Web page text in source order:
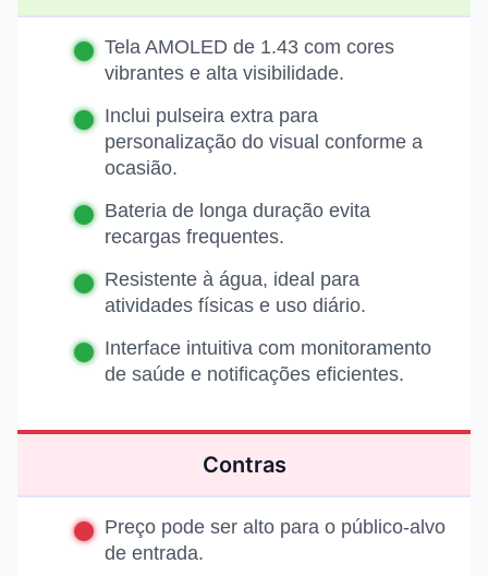
Tela AMOLED de 1.43 com cores
vibrantes e alta visibilidade.
Inclui pulseira extra para
personalização do visual conforme a
ocasião.
Bateria de longa duração evita
recargas frequentes.
Resistente à água, ideal para
atividades físicas e uso diário.
Interface intuitiva com monitoramento
de saúde e notificações eficientes.
Contras
Preço pode ser alto para o público-alvo
de entrada.